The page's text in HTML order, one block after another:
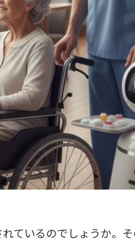
ているのでしょうか。